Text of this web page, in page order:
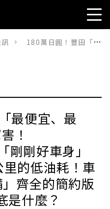
180萬日圓！豐田「最便宜、最小」小型SUV超厲害！車長不到4公尺的「剛剛好車身」＆每公升超過20公里的低油耗！車身色＆「安全配備」齊全的簡約版本「Raize X」到底是什麼？
最便宜、最
！
剛剛好車身」
的低油耗！車
齊全的簡約版
是什麼？